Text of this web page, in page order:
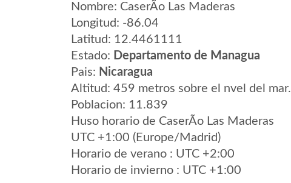
Nombre: CaserÃ­o Las Maderas
Longitud: -86.04
Latitud: 12.4461111
Estado: Departamento de Managua
Pais: Nicaragua
Altitud: 459 metros sobre el nvel del mar.
Poblacion: 11.839
Huso horario de CaserÃ­o Las Maderas
UTC +1:00 (Europe/Madrid)
Horario de verano : UTC +2:00
Horario de invierno : UTC +1:00